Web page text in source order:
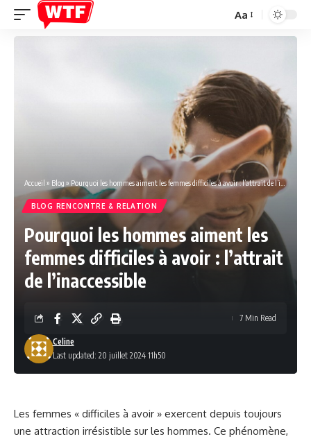
Font
Resizer
Aa
Accueil » Blog » Pourquoi les hommes aiment les femmes difficiles à avoir : l’attrait de l’inaccessible
BLOG RENCONTRE & RELATION
Pourquoi les hommes aiment les
femmes difficiles à avoir : l’attrait
de l’inaccessible
Last updated: 20 juillet 2024 11h50
Celine
7 Min Read
Les femmes « difficiles à avoir » exercent depuis toujours
une attraction irrésistible sur les hommes. Ce phénomène,